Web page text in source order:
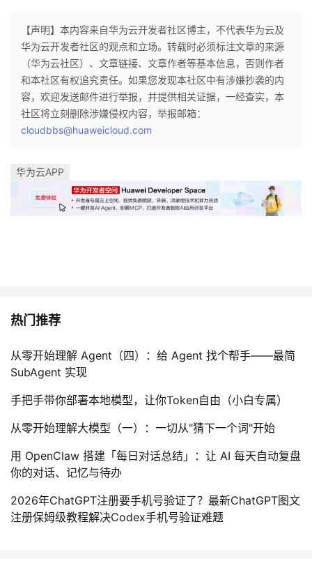
【声明】本内容来自华为云开发者社区博主，不代表华为云及
华为云开发者社区的观点和立场。转载时必须标注文章的来源
（华为云社区）、文章链接、文章作者等基本信息，否则作者
和本社区有权追究责任。如果您发现本社区中有涉嫌抄袭的内
容，欢迎发送邮件进行举报，并提供相关证据，一经查实，本
社区将立刻删除涉嫌侵权内容，举报邮箱：
cloudbbs@huaweicloud.com
华为云APP
热门推荐
从零开始理解 Agent（四）：给 Agent 找个帮手——最简
SubAgent 实现
手把手带你部署本地模型，让你Token自由（小白专属）
从零开始理解大模型（一）：一切从"猜下一个词"开始
用 OpenClaw 搭建「每日对话总结」：让 AI 每天自动复盘
你的对话、记忆与待办
2026年ChatGPT注册要手机号验证了？最新ChatGPT图文
注册保姆级教程解决Codex手机号验证难题